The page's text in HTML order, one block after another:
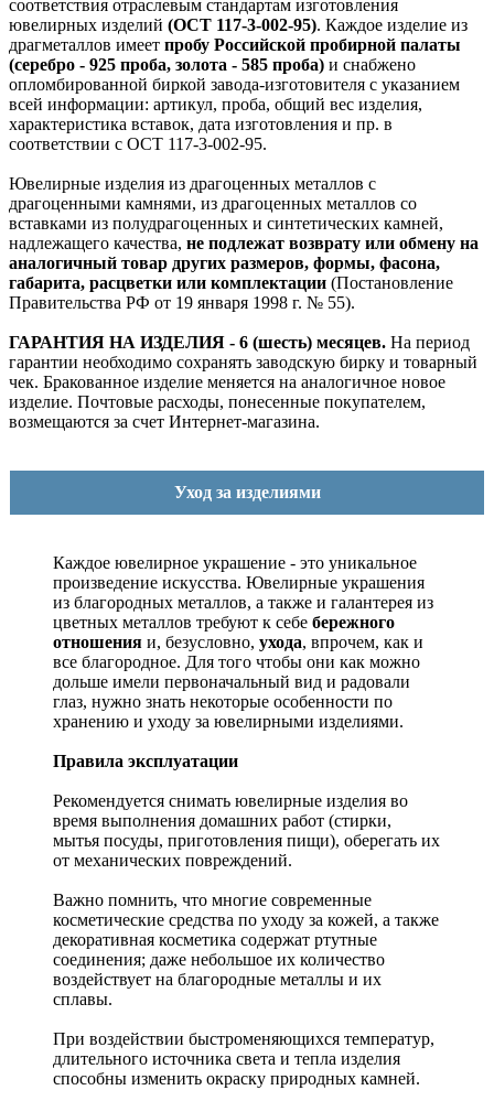
соответствия отраслевым стандартам изготовления
ювелирных изделий (ОСТ 117-3-002-95). Каждое изделие из
драгметаллов имеет пробу Российской пробирной палаты
(серебро - 925 проба, золота - 585 проба) и снабжено
опломбированной биркой завода-изготовителя с указанием
всей информации: артикул, проба, общий вес изделия,
характеристика вставок, дата изготовления и пр. в
соответствии с ОСТ 117-3-002-95.
Ювелирные изделия из драгоценных металлов с
драгоценными камнями, из драгоценных металлов со
вставками из полудрагоценных и синтетических камней,
надлежащего качества, не подлежат возврату или обмену на
аналогичный товар других размеров, формы, фасона,
габарита, расцветки или комплектации (Постановление
Правительства РФ от 19 января 1998 г. № 55).
ГАРАНТИЯ НА ИЗДЕЛИЯ - 6 (шесть) месяцев. На период
гарантии необходимо сохранять заводскую бирку и товарный
чек. Бракованное изделие меняется на аналогичное новое
изделие. Почтовые расходы, понесенные покупателем,
возмещаются за счет Интернет-магазина.
Уход за изделиями
Каждое ювелирное украшение - это уникальное
произведение искусства. Ювелирные украшения
из благородных металлов, а также и галантерея из
цветных металлов требуют к себе бережного
отношения и, безусловно, ухода, впрочем, как и
все благородное. Для того чтобы они как можно
дольше имели первоначальный вид и радовали
глаз, нужно знать некоторые особенности по
хранению и уходу за ювелирными изделиями.
Правила эксплуатации
Рекомендуется снимать ювелирные изделия во
время выполнения домашних работ (стирки,
мытья посуды, приготовления пищи), оберегать их
от механических повреждений.
Важно помнить, что многие современные
косметические средства по уходу за кожей, а также
декоративная косметика содержат ртутные
соединения; даже небольшое их количество
воздействует на благородные металлы и их
сплавы.
При воздействии быстроменяющихся температур,
длительного источника света и тепла изделия
способны изменить окраску природных камней.